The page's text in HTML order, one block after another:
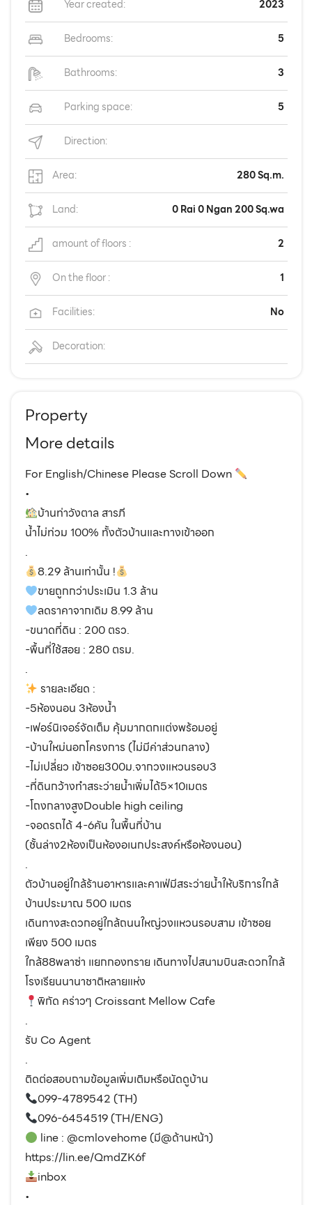
Year created: 2023
Bedrooms: 5
Bathrooms: 3
Parking space: 5
Direction:
Area: 280 Sq.m.
Land: 0 Rai 0 Ngan 200 Sq.wa
amount of floors : 2
On the floor : 1
Facilities: No
Decoration:
Property
More details
For English/Chinese Please Scroll Down
•
บ้านท่าวังตาล สารภี
น้ำไม่ท่วม 100% ทั้งตัวบ้านและทางเข้าออก
.
8.29 ล้านเท่านั้น !
ขายถูกกว่าประเมิน 1.3 ล้าน
ลดราคาจากเดิม 8.99 ล้าน
-ขนาดที่ดิน : 200 ตรว.
-พื้นที่ใช้สอย : 280 ตรม.
.
รายละเอียด :
-5ห้องนอน 3ห้องน้ำ
-เฟอร์นิเจอร์จัดเต็ม คุ้มมากตกแต่งพร้อมอยู่
-บ้านใหม่นอกโครงการ (ไม่มีค่าส่วนกลาง)
-ไม่เปลี่ยว เข้าซอย300ม.จากวงแหวนรอบ3
-ที่ดินกว้างทำสระว่ายน้ำเพิ่มได้5×10เมตร
-โถงกลางสูงDouble high ceiling
-จอดรถได้ 4-6คัน ในพื้นที่บ้าน
(ชั้นล่าง2ห้องเป็นห้องอเนกประสงค์หรือห้องนอน)
.
ตัวบ้านอยู่ใกล้ร้านอาหารและคาเฟ่มีสระว่ายน้ำให้บริการใกล้
บ้านประมาณ 500 เมตร
เดินทางสะดวกอยู่ใกล้ถนนใหญ่วงแหวนรอบสาม เข้าซอย
เพียง 500 เมตร
ใกล้88พลาซ่า แยกกองทราย เดินทางไปสนามบินสะดวกใกล้
โรงเรียนนานาชาติหลายแห่ง
พิกัด คร่าวๆ Croissant Mellow Cafe
.
รับ Co Agent
.
ติดต่อสอบถามข้อมูลเพิ่มเติมหรือนัดดูบ้าน
099-4789542 (TH)
096-6454519 (TH/ENG)
line : @cmlovehome (มี@ด้านหน้า)
https://lin.ee/QmdZK6f
inbox
•